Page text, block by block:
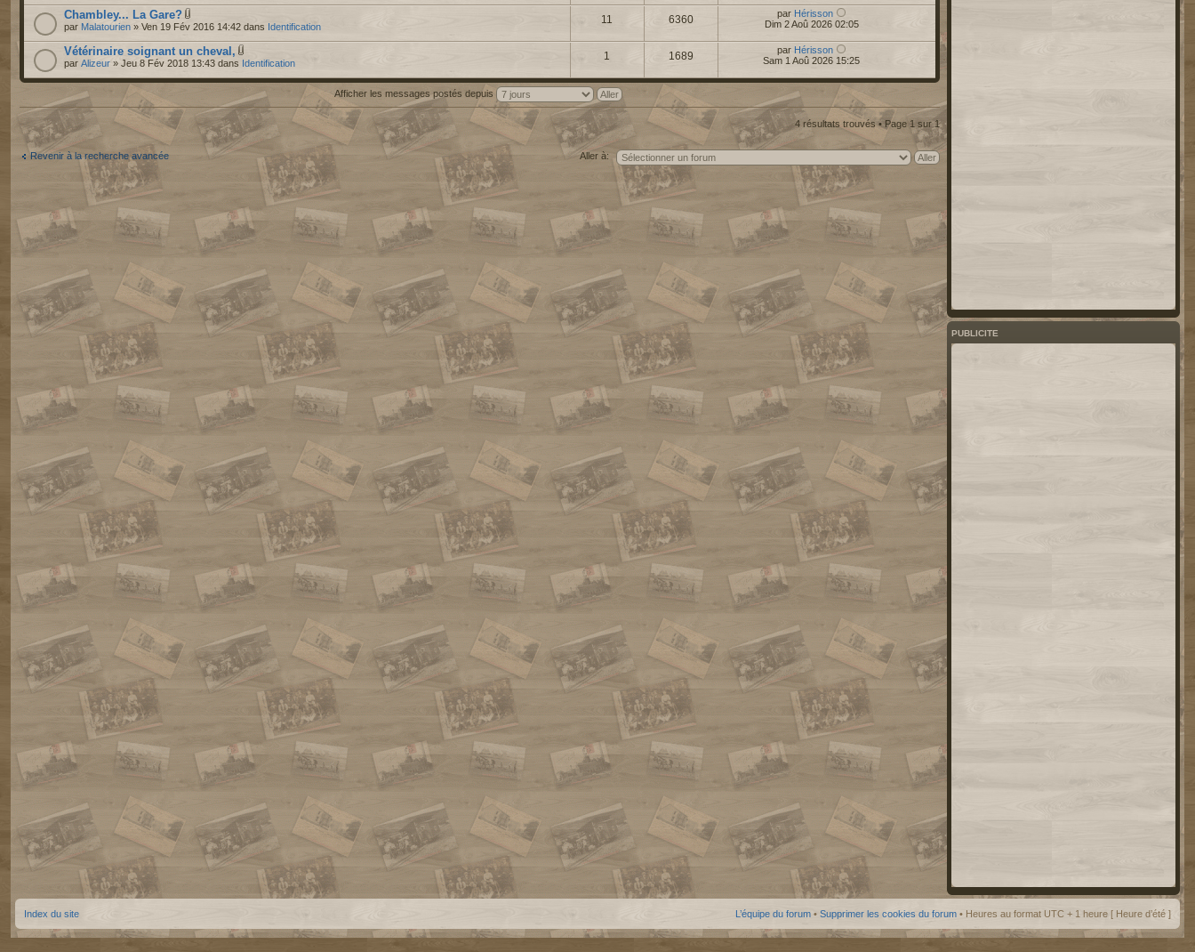
Chambley... La Gare?
par Malatourien » Ven 19 Fév 2016 14:42 dans Identification
11 6360 par Hérisson
Dim 2 Aoû 2026 02:05
Vétérinaire soignant un cheval,
par Alizeur » Jeu 8 Fév 2018 13:43 dans Identification
1 1689 par Hérisson
Sam 1 Aoû 2026 15:25
Afficher les messages postés depuis
4 résultats trouvés • Page 1 sur1
Revenir à la recherche avancée Aller à:
PUBLICITE
Index du site L’équipe du forum • Supprimer les cookies du forum • Heures au format UTC + 1 heure [ Heure d’été ]